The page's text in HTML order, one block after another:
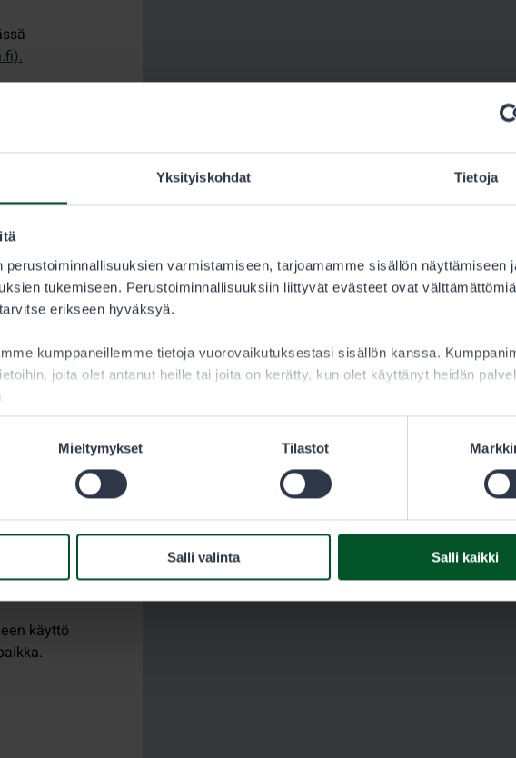
Yksityiskohdat Tietoja
perustoiminnallisuuksien varmistamiseen, tarjoamamme sisällön näyttämiseen
tukemiseen. Perustoiminnallisuuksiin liittyvät evästeet ovat
erikseen hyväksyä.
kumppaneillemme tietoja vuorovaikutuksestasi sisällön kanssa.
joita olet antanut heille tai joita on kerätty, kun olet käyttänyt heidän
Mieltymykset Tilastot
Salli valinta Salli kaikki
myös
käyttö